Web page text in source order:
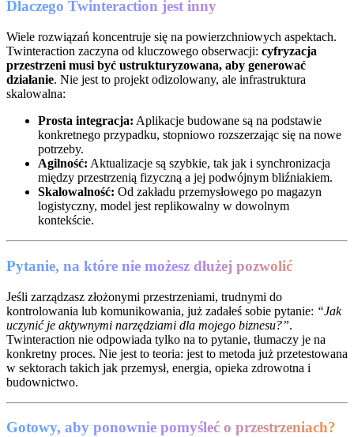
Dlaczego Twinteraction jest inny
Wiele rozwiązań koncentruje się na powierzchniowych aspektach.
Twinteraction zaczyna od kluczowego obserwacji: cyfryzacja
przestrzeni musi być ustrukturyzowana, aby generować
działanie. Nie jest to projekt odizolowany, ale infrastruktura
skalowalna:
Prosta integracja: Aplikacje budowane są na podstawie
konkretnego przypadku, stopniowo rozszerzając się na nowe
potrzeby.
Agilność: Aktualizacje są szybkie, tak jak i synchronizacja
między przestrzenią fizyczną a jej podwójnym bliźniakiem.
Skalowalność: Od zakładu przemysłowego po magazyn
logistyczny, model jest replikowalny w dowolnym
kontekście.
Pytanie, na które nie możesz dłużej pozwolić
Jeśli zarządzasz złożonymi przestrzeniami, trudnymi do
kontrolowania lub komunikowania, już zadałeś sobie pytanie: “Jak
uczynić je aktywnymi narzędziami dla mojego biznesu?”.
Twinteraction nie odpowiada tylko na to pytanie, tłumaczy je na
konkretny proces. Nie jest to teoria: jest to metoda już przetestowana
w sektorach takich jak przemysł, energia, opieka zdrowotna i
budownictwo.
Gotowy, aby ponownie pomyśleć o przestrzeniach?